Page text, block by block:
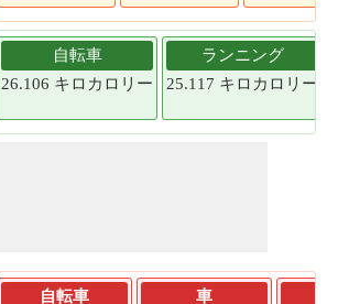
自転車
26.106 キロカロリー
ランニング
25.117 キロカロリー
自転車
車